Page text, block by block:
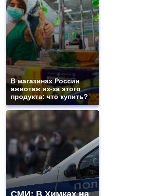
В магазинах России
ажиотаж из-за этого
продукта: что купить?
СМИ: В Химках на